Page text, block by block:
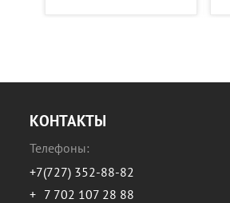
КОНТАКТЫ
Телефоны:
+7(727) 352-88-82
+ 7 702 107 28 88